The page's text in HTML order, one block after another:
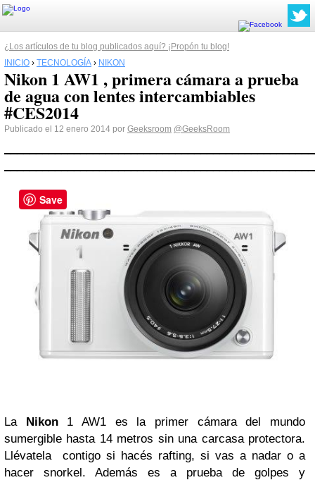
¿Los artículos de tu blog publicados aquí? ¡Propón tu blog!
INICIO › TECNOLOGÍA › NIKON
Nikon 1 AW1 , primera cámara a prueba
de agua con lentes intercambiables
#CES2014
Publicado el 12 enero 2014 por Geeksroom @GeeksRoom
La Nikon1 AW1 es la primer cámara del mundo
sumergible hasta 14 metros sin una carcasa protectora.
Llévatela contigo si hacés rafting, si vas a nadar o a
hacer snorkel. Además es a prueba de golpes y
Save